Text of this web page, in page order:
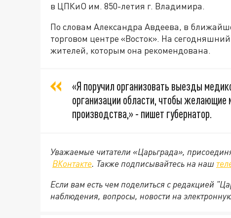
в ЦПКиО им. 850-летия г. Владимира.
По словам Александра Авдеева, в
торговом центре «Восток». На
жителей, которым она рекомендована.
«Я поручил организовать выезды
организации области, чтобы желающие
производства,» - пишет губернатор.
Уважаемые читатели «Царьграда»,
ВКонтакте. Также подписывайтесь на наш
Если вам есть чем поделиться с редакцией
наблюдения, вопросы, новости на